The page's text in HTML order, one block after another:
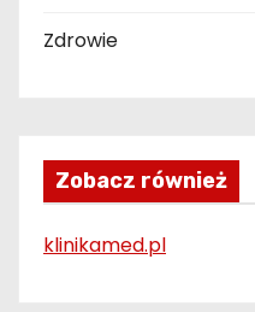
Zdrowie
Zobacz również
klinikamed.pl